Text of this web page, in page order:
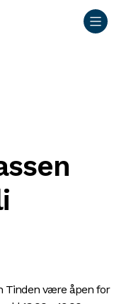
Tinden være åpen for